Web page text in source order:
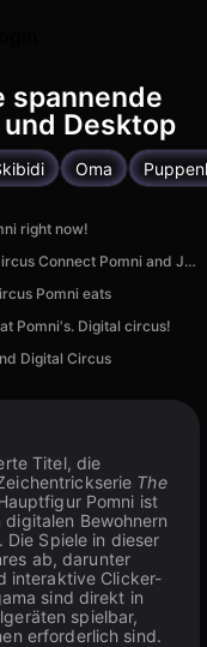
spannende
Desktop
Oma
right now!
Digital Circus Connect Pomni and Jax
Pomni eats
Pomni's. Digital circus!
Digital Circus
Titel, die
The
Pomni ist
Bewohnern
Spiele in dieser
ab, darunter
interaktive Clicker-
sind direkt in
spielbar,
erforderlich sind.